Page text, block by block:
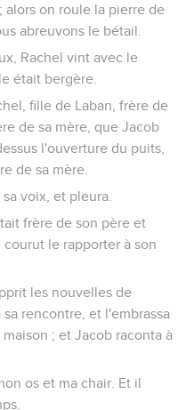
alors on roule la pierre de
abreuvons le bétail.
Rachel vint avec le
était bergère.
fille de Laban, frère de
de sa mère, que Jacob
l'ouverture du puits,
de sa mère.
voix, et pleura.
frère de son père et
le rapporter à son
les nouvelles de
rencontre, et l'embrassa
; et Jacob raconta à
os et ma chair. Et il